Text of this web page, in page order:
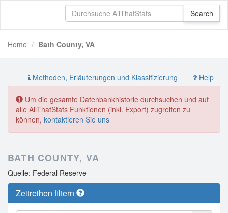
Home Bath County, VA
Methoden, Erläuterungen und Klassifizierung Help
Um die gesamte Datenbankhistorie durchsuchen und auf
alle AllThatStats Funktionen (inkl. Export) zugreifen zu
können, kontaktieren Sie uns
BATH COUNTY, VA
Quelle: Federal Reserve
Zeitreihen filtern